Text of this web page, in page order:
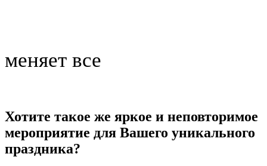
меняет все
Хотите такое же яркое и неповторимое
мероприятие для Вашего уникального
праздника?